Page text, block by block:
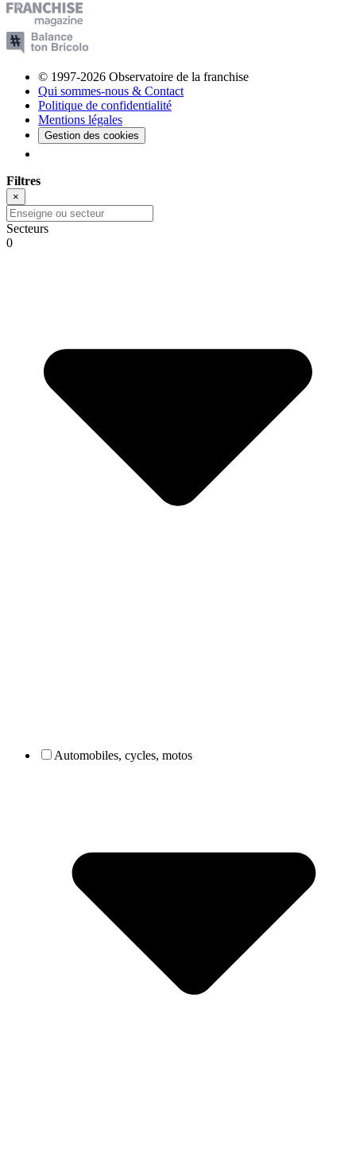
© 1997-2026 Observatoire de la franchise
Qui sommes-nous & Contact
Politique de confidentialité
Mentions légales
Gestion des cookies
Filtres
×
Secteurs
0
Automobiles, cycles, motos